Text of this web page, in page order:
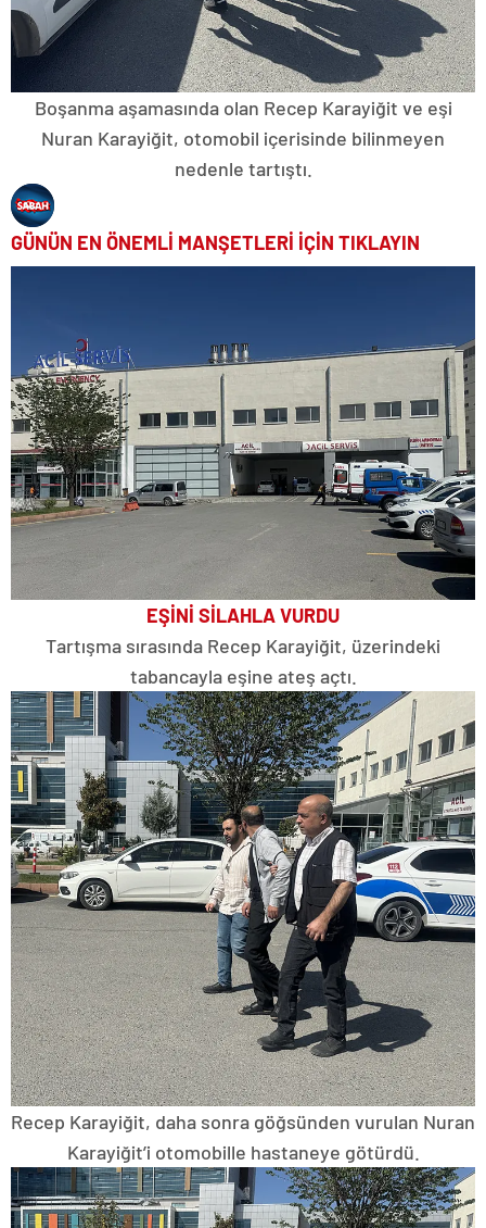
Boşanma aşamasında olan Recep Karayiğit ve eşi
Nuran Karayiğit, otomobil içerisinde bilinmeyen
nedenle tartıştı.
GÜNÜN EN ÖNEMLİ MANŞETLERİ İÇİN TIKLAYIN
EŞİNİ SİLAHLA VURDU
Tartışma sırasında Recep Karayiğit, üzerindeki
tabancayla eşine ateş açtı.
Recep Karayiğit, daha sonra göğsünden vurulan Nuran
Karayiğit’i otomobille hastaneye götürdü.